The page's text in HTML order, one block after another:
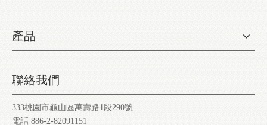
產品
聯絡我們
333桃園市龜山區萬壽路1段290號
電話 886-2-82091151